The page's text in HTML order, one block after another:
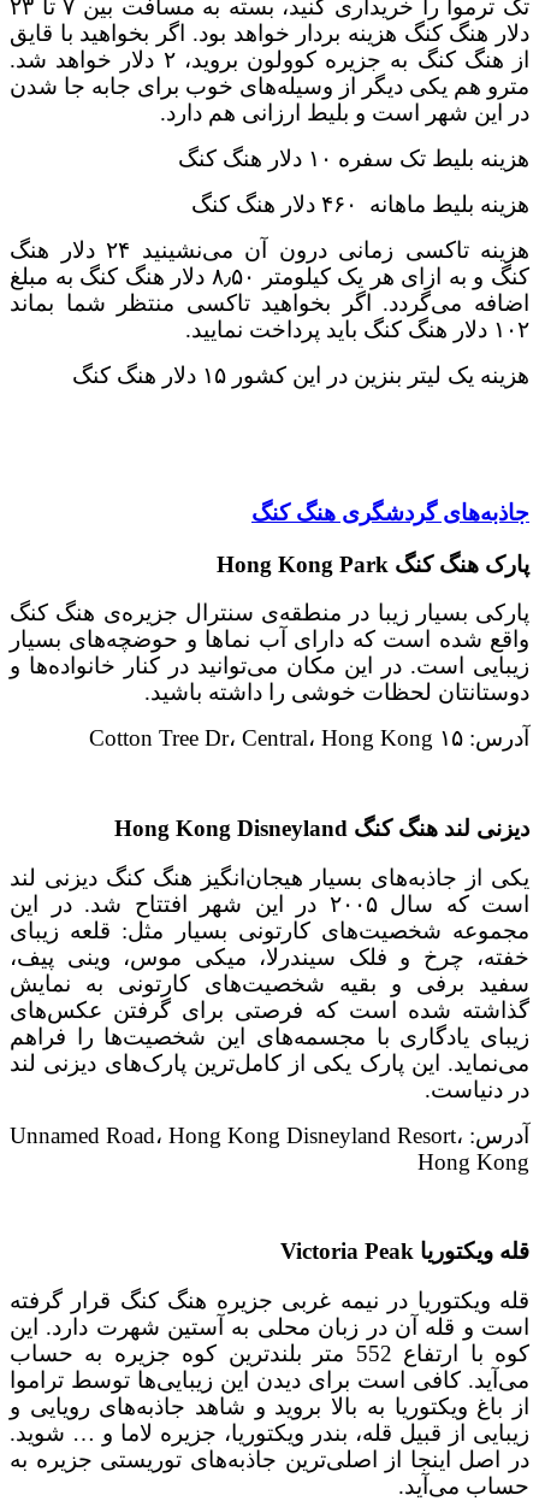
تک ترموا را خریداری کنید، بسته به مسافت بین ۷ تا ۲۳
دلار هنگ کنگ هزینه بردار خواهد بود. اگر بخواهید با قایق
از هنگ کنگ به جزیره کوولون بروید، ۲ دلار خواهد شد.
مترو هم یکی دیگر از وسیله‌های خوب برای جابه جا شدن
در این شهر است و بلیط ارزانی هم دارد.
هزینه بلیط تک سفره ۱۰ دلار هنگ کنگ
هزینه بلیط ماهانه ۴۶۰ دلار هنگ کنگ
هزینه تاکسی زمانی درون آن می‌نشینید ۲۴ دلار هنگ
کنگ و به ازای هر یک کیلومتر ۸٫۵۰ دلار هنگ کنگ به مبلغ
اضافه می‌گردد. اگر بخواهید تاکسی منتظر شما بماند
۱۰۲ دلار هنگ کنگ باید پرداخت نمایید.
هزینه یک لیتر بنزین در این کشور ۱۵ دلار هنگ کنگ
جاذبه‌های گردشگری هنگ کنگ
پارک هنگ کنگ Hong Kong Park
پارکی بسیار زیبا در منطقه‌ی سنترال جزیره‌ی هنگ کنگ
واقع شده است که دارای آب نماها و حوضچه‌های بسیار
زیبایی است. در این مکان می‌توانید در کنار خانواده‌ها و
دوستانتان لحظات خوشی را داشته باشید.
آدرس: ۱۵ Cotton Tree Dr، Central، Hong Kong
دیزنی لند هنگ کنگ Hong Kong Disneyland
یکی از جاذبه‌های بسیار هیجان‌انگیز هنگ کنگ دیزنی لند
است که سال ۲۰۰۵ در این شهر افتتاح شد. در این
مجموعه شخصیت‌های کارتونی بسیار مثل: قلعه زیبای
خفته، چرخ و فلک سیندرلا، میکی موس، وینی پیف،
سفید برفی و بقیه شخصیت‌های کارتونی به نمایش
گذاشته شده است که فرصتی برای گرفتن عکس‌های
زیبای یادگاری با مجسمه‌های این شخصیت‌ها را فراهم
می‌نماید. این پارک یکی از کامل‌ترین پارک‌های دیزنی لند
در دنیاست.
آدرس: Unnamed Road، Hong Kong Disneyland Resort،
Hong Kong
قله ویکتوریا Victoria Peak
قله ویکتوریا در نیمه غربی جزیره هنگ کنگ قرار گرفته
است و قله آن در زبان محلی به آستین شهرت دارد. این
کوه با ارتفاع 552 متر بلندترین کوه جزیره به حساب
می‌آید. کافی است برای دیدن این زیبایی‌ها توسط تراموا
از باغ ویکتوریا به بالا بروید و شاهد جاذبه‌های رویایی و
زیبایی از قبیل قله، بندر ویکتوریا، جزیره لاما و … شوید.
در اصل اینجا از اصلی‌ترین جاذبه‌های توریستی جزیره به
حساب می‌آید.